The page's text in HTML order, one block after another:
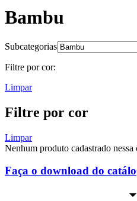
Bambu
Subcategorias
Filtre por cor:
Limpar
Filtre por cor
Limpar
Nenhum produto cadastrado nessa
Faça o download do